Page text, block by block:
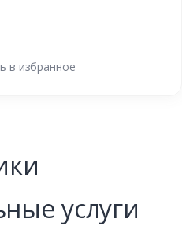
в избранное
услуги